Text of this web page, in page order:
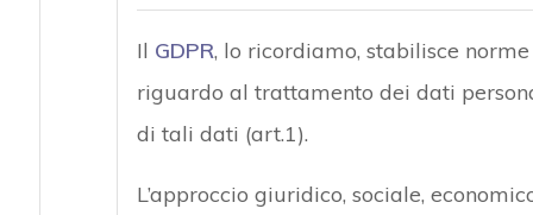
Il GDPR, lo ricordiamo, stabilisce
riguardo al trattamento dei dati
di tali dati (art.1).
L’approccio giuridico, sociale,